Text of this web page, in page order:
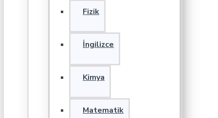
Fizik
İngilizce
Kimya
Matematik